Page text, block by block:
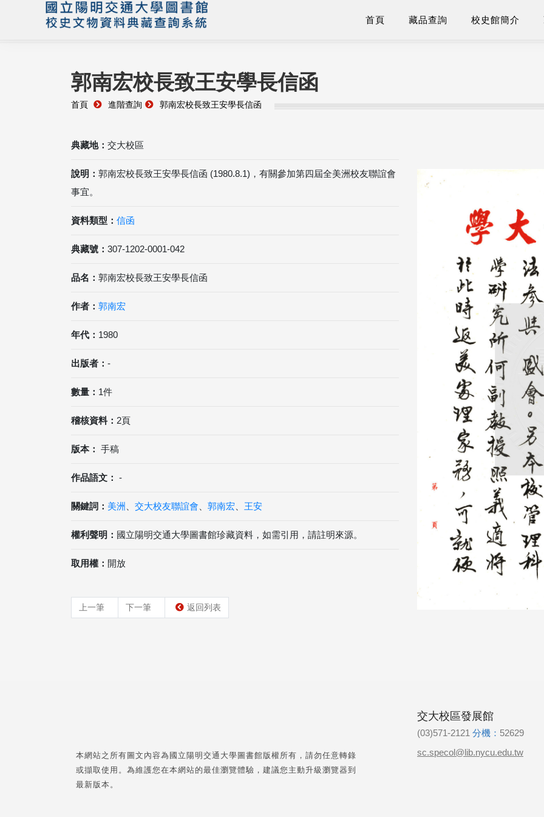
首頁 藏品查詢 校史館簡介
郭南宏校長致王安學長信函
首頁 進階查詢 郭南宏校長致王安學長信函
典藏地： 交大校區
說明： 郭南宏校長致王安學長信函 (1980.8.1)，有關參加第四屆全美洲校友聯誼會
事宜。
資料類型： 信函
典藏號： 307-1202-0001-042
品名： 郭南宏校長致王安學長信函
作者： 郭南宏
年代： 1980
出版者： -
數量： 1件
稽核資料： 2頁
版本： 手稿
作品語文： -
關鍵詞： 美洲 交大校友聯誼會 郭南宏 王安
權利聲明： 國立陽明交通大學圖書館珍藏資料，如需引用，請註明來源。
取用權： 開放
上一筆 下一筆 返回列表
Previous
本網站之所有圖文內容為國立陽明交通大學圖書館版權所有，請勿任意轉錄
或擷取使用。為維護您在本網站的最佳瀏覽體驗，建議您主動升級瀏覽器到
最新版本。
交大校區發展館
(03)571-2121 分機： 52629
sc.specol@lib.nycu.edu.tw